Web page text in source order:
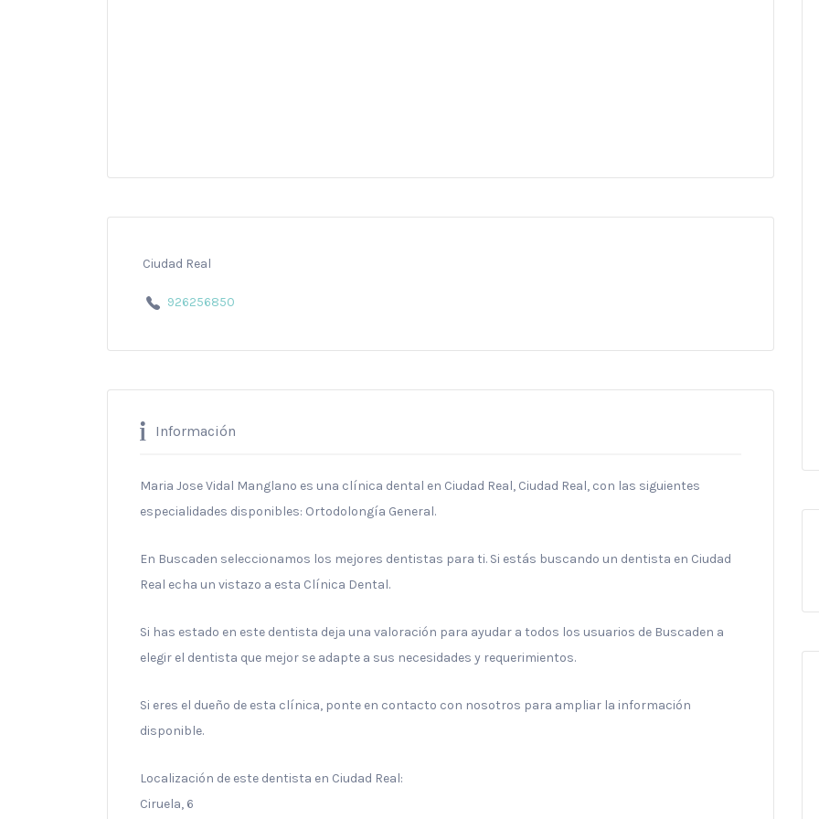
Ciudad Real
926256850
Información
Maria Jose Vidal Manglano es una clínica dental en Ciudad Real, Ciudad Real, con las siguientes
especialidades disponibles: Ortodolongía General.
En Buscaden seleccionamos los mejores dentistas para ti. Si estás buscando un dentista en Ciudad
Real echa un vistazo a esta Clínica Dental.
Si has estado en este dentista deja una valoración para ayudar a todos los usuarios de Buscaden a
elegir el dentista que mejor se adapte a sus necesidades y requerimientos.
Si eres el dueño de esta clínica, ponte en contacto con nosotros para ampliar la información
disponible.
Localización de este dentista en Ciudad Real:
Ciruela, 6